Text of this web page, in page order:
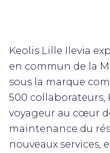
Keolis Lille Ilevia
en commun de la
sous la marque
500 collaborateurs,
voyageur au cœur
maintenance du
nouveaux services,